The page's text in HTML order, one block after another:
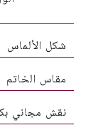
شكل الألماس
مقاس الخاتم
نقش مجاني